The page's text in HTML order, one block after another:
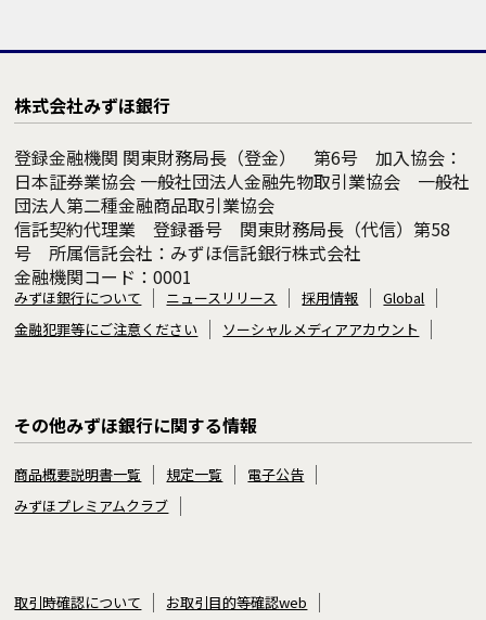
株式会社みずほ銀行
登録金融機関 関東財務局長（登金） 第6号 加入協会：
日本証券業協会 一般社団法人金融先物取引業協会 一般社
団法人第二種金融商品取引業協会
信託契約代理業 登録番号 関東財務局長（代信）第58
号 所属信託会社：みずほ信託銀行株式会社
金融機関コード：0001
みずほ銀行について ニュースリリース 採用情報
Global
金融犯罪等にご注意ください
ソーシャルメディアアカウント
その他みずほ銀行に関する情報
商品概要説明書一覧 規定一覧
電子公告
みずほプレミアムクラブ
取引時確認について
お取引目的等確認web